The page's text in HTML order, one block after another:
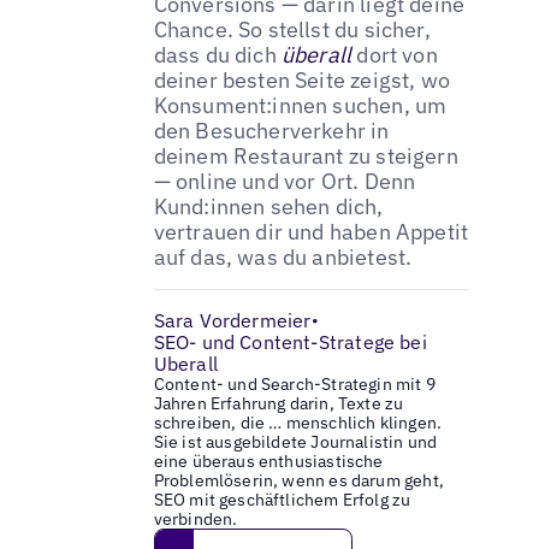
Chance. So stellst du sicher,
dass du dich überalldort von
deiner besten Seite zeigst, wo
Konsument:innen suchen, um
den Besucherverkehr in
deinem Restaurant zu steigern
— online und vor Ort. Denn
Kund:innen sehen dich,
vertrauen dir und haben Appetit
auf das, was du anbietest.
Sara Vordermeier•
SEO- und Content-Stratege bei
Uberall
Content- und Search-Strategin mit 9
Jahren Erfahrung darin, Texte zu
schreiben, die … menschlich klingen.
Sie ist ausgebildete Journalistin und
eine überaus enthusiastische
Problemlöserin, wenn es darum geht,
SEO mit geschäftlichem Erfolg zu
verbinden.
Get in touch